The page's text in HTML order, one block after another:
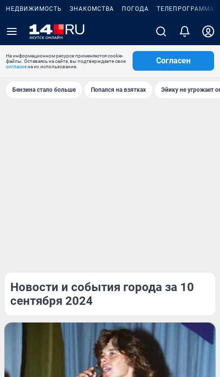
НЕДВИЖИМОСТЬ ЗНАКОМСТВА ПОГОДА ТЕЛЕПРОГРАММА
На информационном ресурсе применяются cookie-
файлы. Оставаясь на сайте, вы подтверждаете свое
согласиена их использование.
Согласен
Бензина стало больше Попался на взятках Эйику не угрожает
Новости и события города за 10
сентября 2024